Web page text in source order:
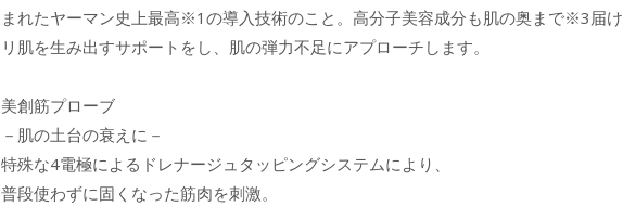
まれたヤーマン史上最高※1の導入技術のこと。高分子美容成分も肌の奥まで※3届
リ肌を生み出すサポートをし、肌の弾力不足にアプローチします。
美創筋プローブ
－肌の土台の衰えに－
特殊な4電極によるドレナージュタッピングシステムにより、
普段使わずに固くなった筋肉を刺激。